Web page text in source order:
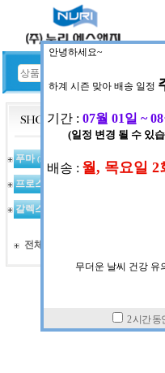
푸마 (367)
프로스펙스
갈렉스
전체상품 목록